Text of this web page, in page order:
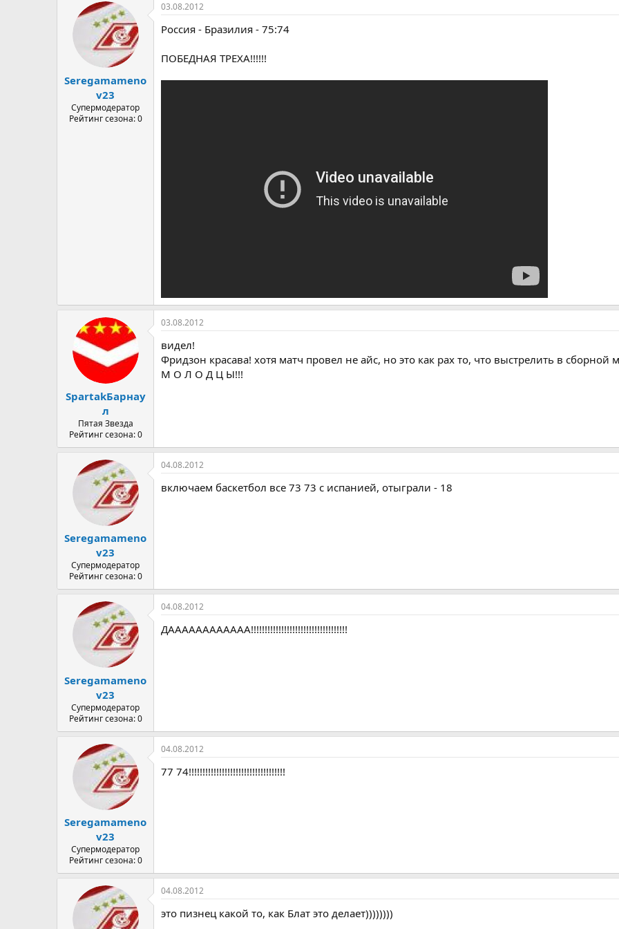
Seregamameno
v23
Супермодератор
Рейтинг сезона: 0
03.08.2012
Россия - Бразилия - 75:74
ПОБЕДНАЯ ТРЕХА!!!!!!
SpartakБарнау
л
Пятая Звезда
Рейтинг сезона: 0
03.08.2012
видел!
Фридзон красава! хотя матч провел не айс, но это как рах то, что выстрелить в сборной
М О Л О Д Ц Ы!!!
Seregamameno
v23
Супермодератор
Рейтинг сезона: 0
04.08.2012
включаем баскетбол все 73 73 с испанией, отыграли - 18
Seregamameno
v23
Супермодератор
Рейтинг сезона: 0
04.08.2012
ДАААААААААААА!!!!!!!!!!!!!!!!!!!!!!!!!!!!!!!!!!!
Seregamameno
v23
Супермодератор
Рейтинг сезона: 0
04.08.2012
77 74!!!!!!!!!!!!!!!!!!!!!!!!!!!!!!!!!!!
04.08.2012
это пизнец какой то, как Блат это делает))))))))